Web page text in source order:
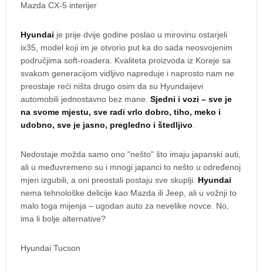
Mazda CX-5 interijer
Hyundai je prije dvije godine poslao u mirovinu ostarjeli
ix35, model koji im je otvorio put ka do sada neosvojenim
područjima soft-roadera. Kvaliteta proizvoda iz Koreje sa
svakom generacijom vidljivo napreduje i naprosto nam ne
preostaje reći ništa drugo osim da su Hyundaijevi
automobili jednostavno bez mane. Sjedni i vozi – sve je
na svome mjestu, sve radi vrlo dobro, tiho, meko i
udobno, sve je jasno, pregledno i štedljivo.
Nedostaje možda samo ono "nešto" što imaju japanski auti,
ali u međuvremeno su i mnogi japanci to nešto u određenoj
mjeri izgubili, a oni preostali postaju sve skuplji. Hyundai
nema tehnološke delicije kao Mazda ili Jeep, ali u vožnji to
malo toga mijenja – ugodan auto za nevelike novce. No,
ima li bolje alternative?
Hyundai Tucson